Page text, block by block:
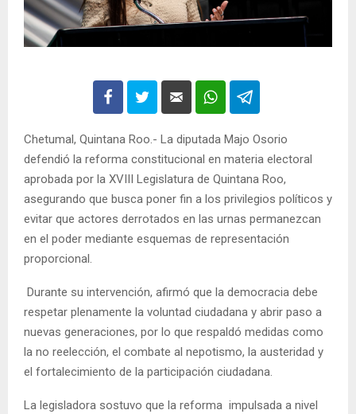
Chetumal, Quintana Roo.- La diputada Majo Osorio
defendió la reforma constitucional en materia electoral
aprobada por la XVIII Legislatura de Quintana Roo,
asegurando que busca poner fin a los privilegios políticos y
evitar que actores derrotados en las urnas permanezcan
en el poder mediante esquemas de representación
proporcional.
Durante su intervención, afirmó que la democracia debe
respetar plenamente la voluntad ciudadana y abrir paso a
nuevas generaciones, por lo que respaldó medidas como
la no reelección, el combate al nepotismo, la austeridad y
el fortalecimiento de la participación ciudadana.
La legisladora sostuvo que la reforma impulsada a nivel